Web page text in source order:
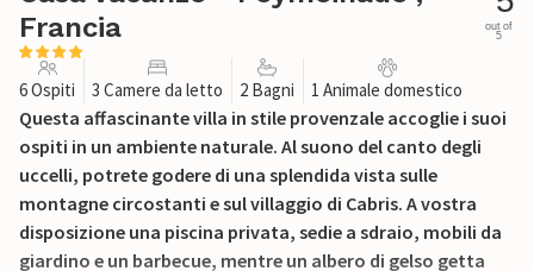
Francia
out of
5
6 Ospiti 3 Camere da letto 2 Bagni 1 Animale domestico
Questa affascinante villa in stile provenzale accoglie i suoi
ospiti in un ambiente naturale. Al suono del canto degli
uccelli, potrete godere di una splendida vista sulle
montagne circostanti e sul villaggio di Cabris. A vostra
disposizione una piscina privata, sedie a sdraio, mobili da
giardino e un barbecue, mentre un albero di gelso getta